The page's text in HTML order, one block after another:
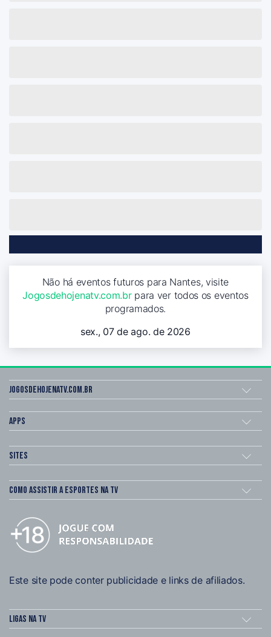
Não há eventos futuros para Nantes, visite
Jogosdehojenatv.com.brpara ver todos os eventos
programados.
sex., 07 de ago. de 2026
Jogosdehojenatv.com.br
Apps
Sites
Como assistir a esportes na TV
Este site pode conter publicidade e links de afiliados.
Ligas na TV